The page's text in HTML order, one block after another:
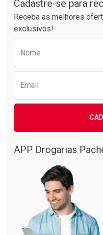
Cadastre-se para
Receba as melhores
exclusivos!
Nome
Email
APP Drogarias